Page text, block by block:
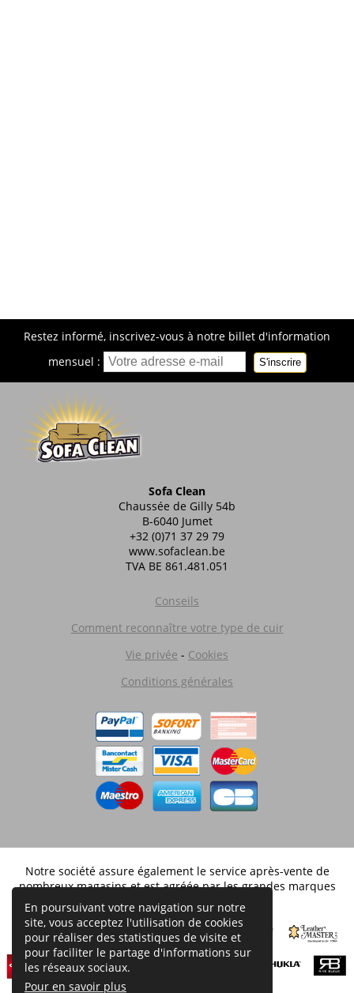
Restez informé, inscrivez-vous à notre billet d'information
mensuel :
S'inscrire
Sofa Clean
Chaussée de Gilly 54b
B-6040 Jumet
+32 (0)71 37 29 79
www.sofaclean.be
TVA BE 861.481.051
Conseils
Comment reconnaître votre type de cuir
Vie privée - Cookies
Conditions générales
Notre société assure également le service après-vente de
nombreux magasins et est agréée par les grandes marques
distribuées en Belgique.
En poursuivant votre navigation sur notre
site, vous acceptez l'utilisation de cookies
pour réaliser des statistiques de visite et
pour faciliter le partage d'informations sur
les réseaux sociaux.
Pour en savoir plus